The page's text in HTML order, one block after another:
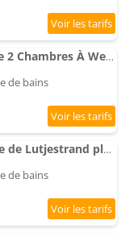
Charmant Appartement De 2 Chambres À Westerland
de bains
Maison de vacances proche de Lutjestrand plage
de bains